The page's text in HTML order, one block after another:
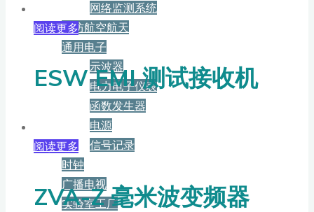
网络监测系统
国防航空航天
通用电子
示波器
电力电子仪表
函数发生器
电源
信号记录
时钟
广播电视
实验室工厂
阅读更多
ESW EMI 测试接收机
阅读更多
ZVA-Z 毫米波变频器